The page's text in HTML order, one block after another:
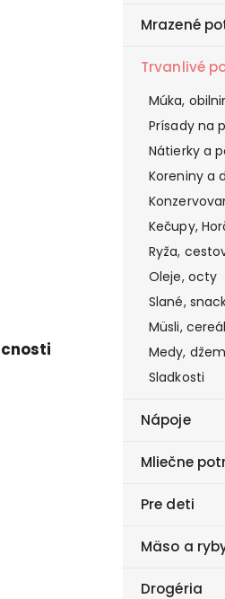
Mrazené
Trvanlivé
Múka,
Prísady na
Nátierky a
Koreniny a
Kečupy,
Ryža,
Oleje, octy
Slané,
Müsli,
Medy,
Sladkosti
Nápoje
Mliečne
Pre deti
Mäso a
Drogéria